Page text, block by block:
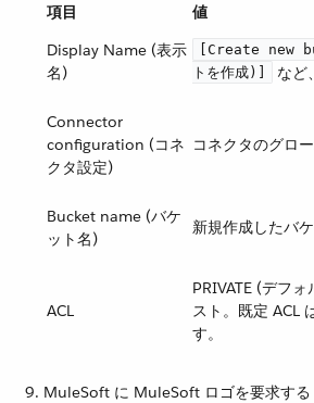
項目
値
Display Name (表示
名)
[Create new
トを作成)]
など
Connector
configuration (コネ
クタ設定)
コネクタのグロー
Bucket name (バケ
ット名)
新規作成したバケ
ACL
PRIVATE (デフ
スト。既定 ACL
す。
MuleSoft に MuleSoft ロゴを要求す